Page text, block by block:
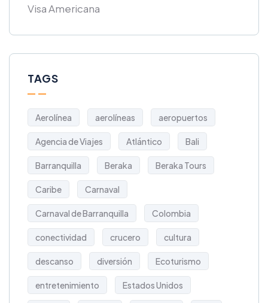
Visa Americana
TAGS
Aerolínea aerolíneas aeropuertos
Agencia de Viajes Atlántico Bali
Barranquilla Beraka Beraka Tours
Caribe Carnaval
Carnaval de Barranquilla Colombia
conectividad crucero cultura
descanso diversión Ecoturismo
entretenimiento Estados Unidos